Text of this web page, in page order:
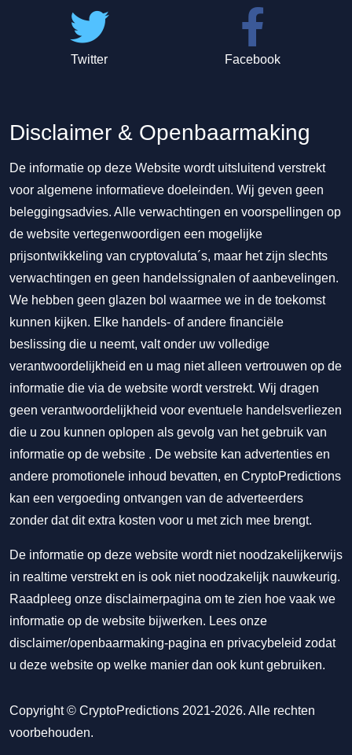
Twitter Facebook
Disclaimer & Openbaarmaking
De informatie op deze Website wordt uitsluitend verstrekt
voor algemene informatieve doeleinden. Wij geven geen
beleggingsadvies. Alle verwachtingen en voorspellingen op
de website vertegenwoordigen een mogelijke
prijsontwikkeling van cryptovaluta´s, maar het zijn slechts
verwachtingen en geen handelssignalen of aanbevelingen.
We hebben geen glazen bol waarmee we in de toekomst
kunnen kijken. Elke handels- of andere financiële
beslissing die u neemt, valt onder uw volledige
verantwoordelijkheid en u mag niet alleen vertrouwen op de
informatie die via de website wordt verstrekt. Wij dragen
geen verantwoordelijkheid voor eventuele handelsverliezen
die u zou kunnen oplopen als gevolg van het gebruik van
informatie op de website . De website kan advertenties en
andere promotionele inhoud bevatten, en CryptoPredictions
kan een vergoeding ontvangen van de adverteerders
zonder dat dit extra kosten voor u met zich mee brengt.
De informatie op deze website wordt niet noodzakelijkerwijs
in realtime verstrekt en is ook niet noodzakelijk nauwkeurig.
Raadpleeg onze disclaimerpagina om te zien hoe vaak we
informatie op de website bijwerken. Lees onze
disclaimer/openbaarmaking-pagina en privacybeleid zodat
u deze website op welke manier dan ook kunt gebruiken.
Copyright © CryptoPredictions 2021-2026. Alle rechten
voorbehouden.